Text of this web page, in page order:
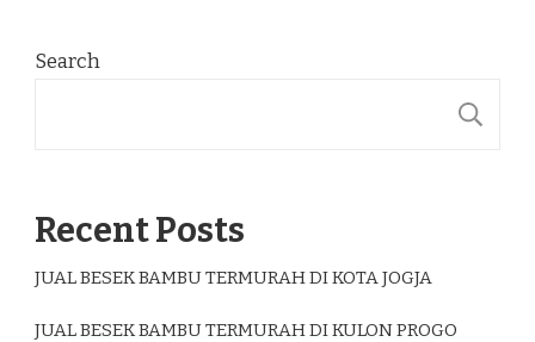
Search
Recent Posts
JUAL BESEK BAMBU TERMURAH DI KOTA JOGJA
JUAL BESEK BAMBU TERMURAH DI KULON PROGO